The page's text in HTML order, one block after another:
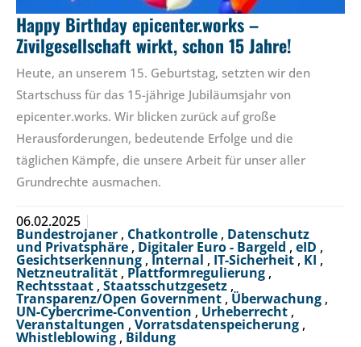
Happy Birthday epicenter.works –
Zivilgesellschaft wirkt, schon 15 Jahre!
Heute, an unserem 15. Geburtstag, setzten wir den
Startschuss für das 15-jährige Jubiläumsjahr von
epicenter.works. Wir blicken zurück auf große
Herausforderungen, bedeutende Erfolge und die
täglichen Kämpfe, die unsere Arbeit für unser aller
Grundrechte ausmachen.
06.02.2025
Bundestrojaner , Chatkontrolle , Datenschutz
und Privatsphäre , Digitaler Euro - Bargeld , eID ,
Gesichtserkennung , Internal , IT-Sicherheit , KI ,
Netzneutralität , Plattformregulierung ,
Rechtsstaat , Staatsschutzgesetz ,
Transparenz/Open Government , Überwachung ,
UN-Cybercrime-Convention , Urheberrecht ,
Veranstaltungen , Vorratsdatenspeicherung ,
Whistleblowing , Bildung